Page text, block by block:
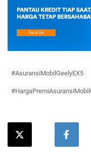
#AsuransiMobilGeelyEX5